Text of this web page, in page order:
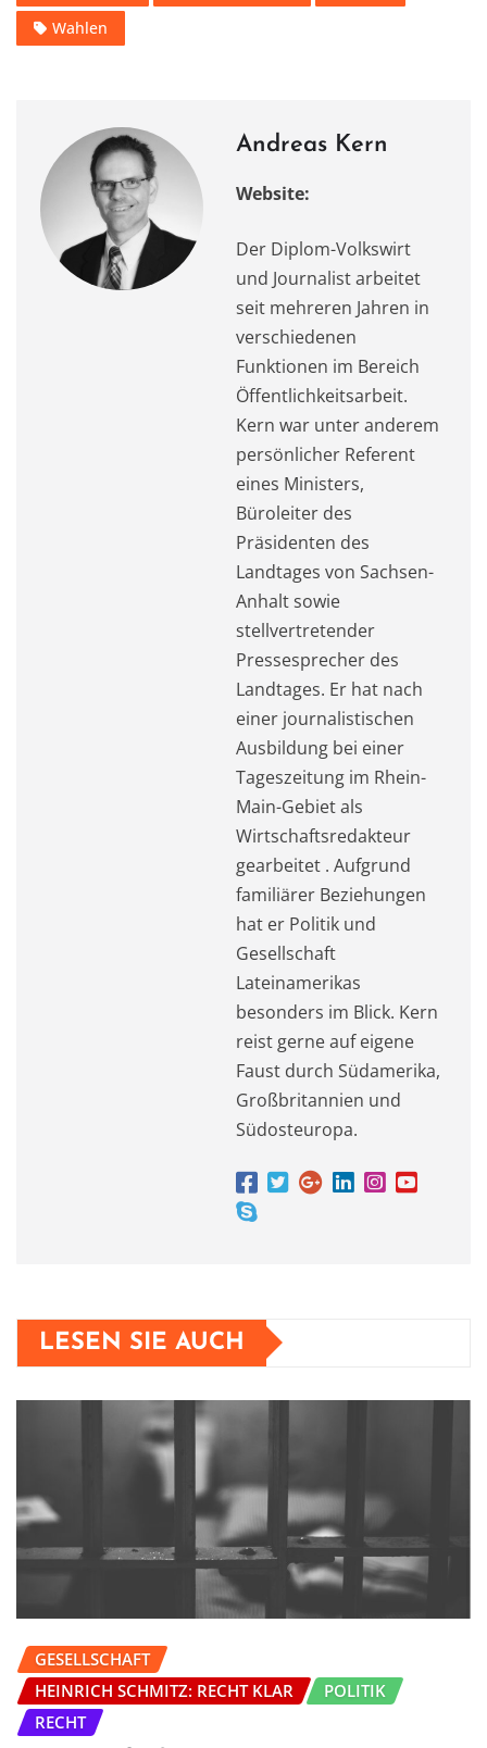
k
Wahlen
Andreas Kern
Website:
Der Diplom-Volkswirt
und Journalist arbeitet
seit mehreren Jahren in
verschiedenen
Funktionen im Bereich
Öffentlichkeitsarbeit.
Kern war unter anderem
persönlicher Referent
eines Ministers,
Büroleiter des
Präsidenten des
Landtages von Sachsen-
Anhalt sowie
stellvertretender
Pressesprecher des
Landtages. Er hat nach
einer journalistischen
Ausbildung bei einer
Tageszeitung im Rhein-
Main-Gebiet als
Wirtschaftsredakteur
gearbeitet . Aufgrund
familiärer Beziehungen
hat er Politik und
Gesellschaft
Lateinamerikas
besonders im Blick. Kern
reist gerne auf eigene
Faust durch Südamerika,
Großbritannien und
Südosteuropa.
LESEN SIE AUCH
GESELLSCHAFT
HEINRICH SCHMITZ: RECHT KLAR
POLITIK
RECHT